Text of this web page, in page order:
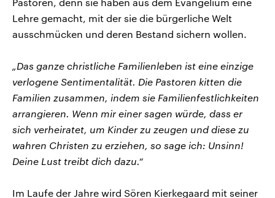
Lehre gemacht, mit der sie die bürgerliche Welt
ausschmücken und deren Bestand sichern wollen.
„Das ganze christliche Familienleben ist eine einzige
verlogene Sentimentalität. Die Pastoren kitten die
Familien zusammen, indem sie Familienfestlichkeiten
arrangieren. Wenn mir einer sagen würde, dass er
sich verheiratet, um Kinder zu zeugen und diese zu
wahren Christen zu erziehen, so sage ich: Unsinn!
Deine Lust treibt dich dazu.“
Im Laufe der Jahre wird Sören Kierkegaard mit seiner